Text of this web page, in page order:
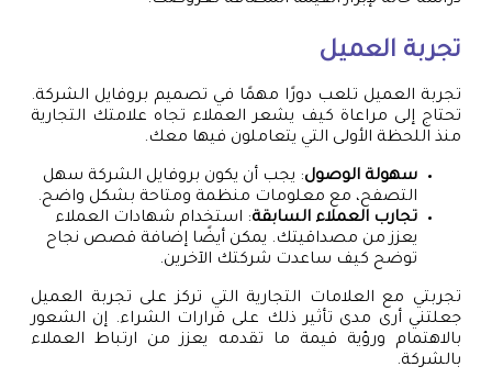
تجربة العميل
تجربة العميل تلعب دورًا مهمًا في تصميم بروفايل الشركة.
تحتاج إلى مراعاة كيف يشعر العملاء تجاه علامتك التجارية
منذ اللحظة الأولى التي يتعاملون فيها معك.
سهولة الوصول: يجب أن يكون بروفايل الشركة سهل
التصفح، مع معلومات منظمة ومتاحة بشكل واضح.
تجارب العملاء السابقة: استخدام شهادات العملاء
يعزز من مصداقيتك. يمكن أيضًا إضافة قصص نجاح
توضح كيف ساعدت شركتك الآخرين.
تجربتي مع العلامات التجارية التي تركز على تجربة العميل
جعلتني أرى مدى تأثير ذلك على قرارات الشراء. إن الشعور
بالاهتمام ورؤية قيمة ما تقدمه يعزز من ارتباط العملاء
بالشركة.